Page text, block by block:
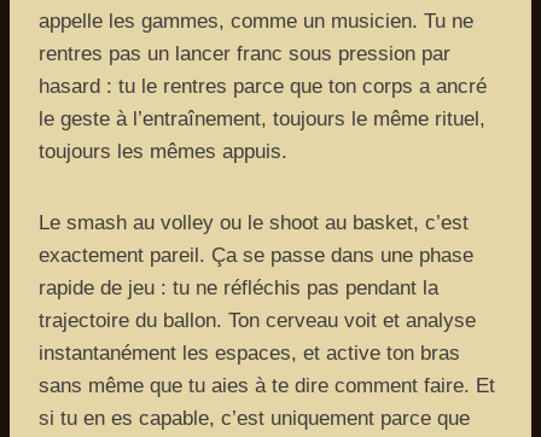
appelle les gammes, comme un musicien. Tu ne
rentres pas un lancer franc sous pression par
hasard : tu le rentres parce que ton corps a ancré
le geste à l’entraînement, toujours le même rituel,
toujours les mêmes appuis.
Le smash au volley ou le shoot au basket, c’est
exactement pareil. Ça se passe dans une phase
rapide de jeu : tu ne réfléchis pas pendant la
trajectoire du ballon. Ton cerveau voit et analyse
instantanément les espaces, et active ton bras
sans même que tu aies à te dire comment faire. Et
si tu en es capable, c’est uniquement parce que